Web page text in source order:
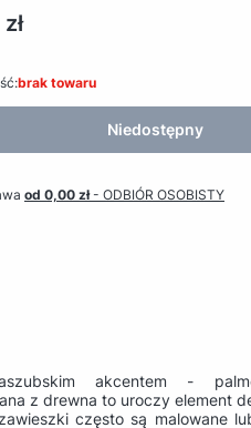
brak towaru
Niedostępny
od 0,00 zł- ODBIÓR OSOBISTY
akcentem -
z drewna to uroczy element
często są malowane